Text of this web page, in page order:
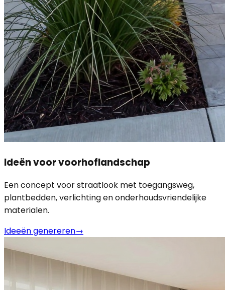
Ideën voor voorhoflandschap
Een concept voor straatlook met toegangsweg,
plantbedden, verlichting en onderhoudsvriendelijke
materialen.
Ideeën genereren→